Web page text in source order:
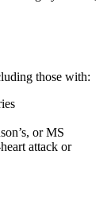
those with:
or MS
attack or